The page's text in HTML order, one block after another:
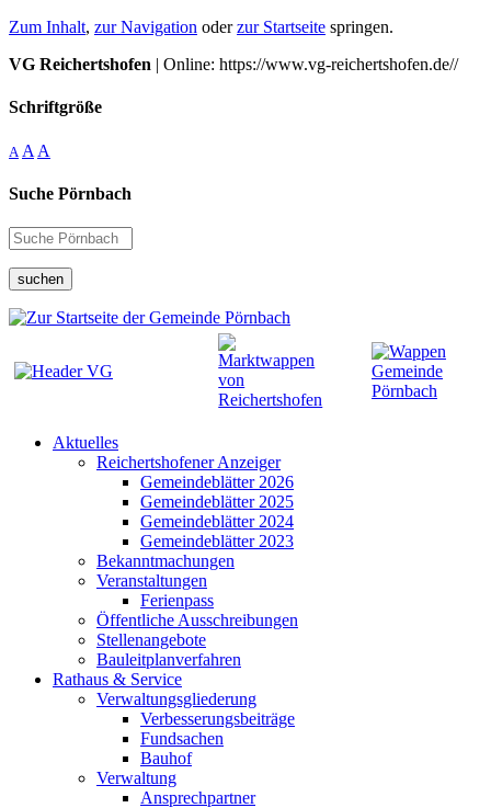
Zum Inhalt, zur Navigation oderzur Startseite springen.
VG Reichertshofen | Online: https://www.vg-reichertshofen.de//
Schriftgröße
A A A
Suche Pörnbach
suchen
Aktuelles
Reichertshofener Anzeiger
Gemeindeblätter 2026
Gemeindeblätter 2025
Gemeindeblätter 2024
Gemeindeblätter 2023
Bekanntmachungen
Veranstaltungen
Ferienpass
Öffentliche Ausschreibungen
Stellenangebote
Bauleitplanverfahren
Rathaus & Service
Verwaltungsgliederung
Verbesserungsbeiträge
Fundsachen
Bauhof
Verwaltung
Ansprechpartner